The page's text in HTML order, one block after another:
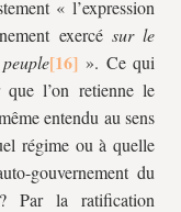
« l’expression
exercé sur le
». Ce qui
que l’on retienne le
entendu au sens
régime ou à quelle
gouvernement du
Par la ratification